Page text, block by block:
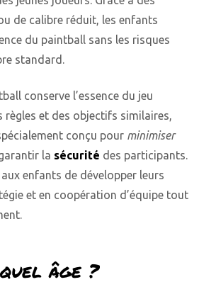
de calibre réduit, les enfants
du paintball sans les risques
standard.
conserve l’essence du jeu
règles et des objectifs similaires,
conçu pour minimiser
la sécurité des participants.
enfants de développer leurs
et en coopération d’équipe tout
âge ?